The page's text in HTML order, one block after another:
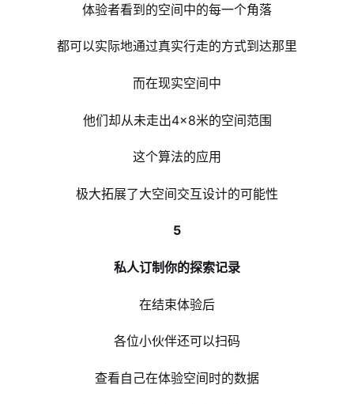
体验者看到的空间中的每一个角落
都可以实际地通过真实行走的方式到达那里
而在现实空间中
他们却从未走出4×8米的空间范围
这个算法的应用
极大拓展了大空间交互设计的可能性
5
私人订制你的探索记录
在结束体验后
各位小伙伴还可以扫码
查看自己在体验空间时的数据